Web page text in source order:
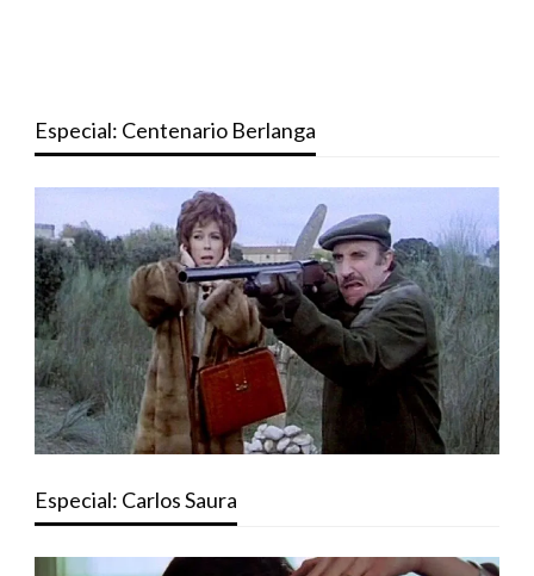
Especial: Centenario Berlanga
Especial: Carlos Saura